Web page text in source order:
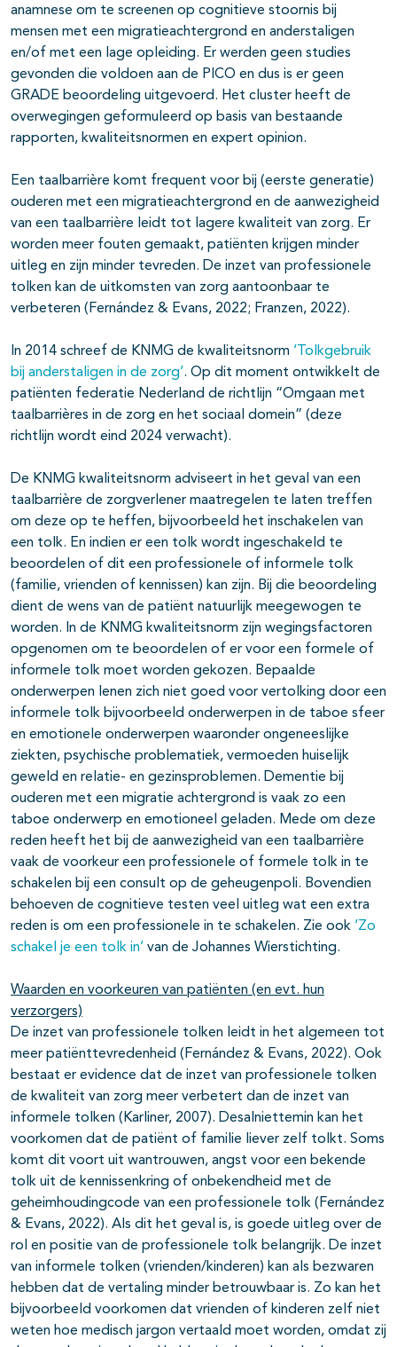
anamnese om te screenen op cognitieve stoornis bij
mensen met een migratieachtergrond en anderstaligen
en/of met een lage opleiding. Er werden geen studies
gevonden die voldoen aan de PICO en dus is er geen
GRADE beoordeling uitgevoerd. Het cluster heeft de
overwegingen geformuleerd op basis van bestaande
rapporten, kwaliteitsnormen en expert opinion.
Een taalbarrière komt frequent voor bij (eerste generatie)
ouderen met een migratieachtergrond en de aanwezigheid
van een taalbarrière leidt tot lagere kwaliteit van zorg. Er
worden meer fouten gemaakt, patiënten krijgen minder
uitleg en zijn minder tevreden. De inzet van professionele
tolken kan de uitkomsten van zorg aantoonbaar te
verbeteren (Fernández & Evans, 2022; Franzen, 2022).
In 2014 schreef de KNMG de kwaliteitsnorm ‘Tolkgebruik
bij anderstaligen in de zorg’. Op dit moment ontwikkelt de
patiënten federatie Nederland de richtlijn “Omgaan met
taalbarrières in de zorg en het sociaal domein” (deze
richtlijn wordt eind 2024 verwacht).
De KNMG kwaliteitsnorm adviseert in het geval van een
taalbarrière de zorgverlener maatregelen te laten treffen
om deze op te heffen, bijvoorbeeld het inschakelen van
een tolk. En indien er een tolk wordt ingeschakeld te
beoordelen of dit een professionele of informele tolk
(familie, vrienden of kennissen) kan zijn. Bij die beoordeling
dient de wens van de patiënt natuurlijk meegewogen te
worden. In de KNMG kwaliteitsnorm zijn wegingsfactoren
opgenomen om te beoordelen of er voor een formele of
informele tolk moet worden gekozen. Bepaalde
onderwerpen lenen zich niet goed voor vertolking door een
informele tolk bijvoorbeeld onderwerpen in de taboe sfeer
en emotionele onderwerpen waaronder ongeneeslijke
ziekten, psychische problematiek, vermoeden huiselijk
geweld en relatie- en gezinsproblemen. Dementie bij
ouderen met een migratie achtergrond is vaak zo een
taboe onderwerp en emotioneel geladen. Mede om deze
reden heeft het bij de aanwezigheid van een taalbarrière
vaak de voorkeur een professionele of formele tolk in te
schakelen bij een consult op de geheugenpoli. Bovendien
behoeven de cognitieve testen veel uitleg wat een extra
reden is om een professionele in te schakelen. Zie ook ‘Zo
schakel je een tolk in’ van de Johannes Wierstichting.
Waarden en voorkeuren van patiënten (en evt. hun
verzorgers)
De inzet van professionele tolken leidt in het algemeen tot
meer patiënttevredenheid (Fernández & Evans, 2022). Ook
bestaat er evidence dat de inzet van professionele tolken
de kwaliteit van zorg meer verbetert dan de inzet van
informele tolken (Karliner, 2007). Desalniettemin kan het
voorkomen dat de patiënt of familie liever zelf tolkt. Soms
komt dit voort uit wantrouwen, angst voor een bekende
tolk uit de kennissenkring of onbekendheid met de
geheimhoudingcode van een professionele tolk (Fernández
& Evans, 2022). Als dit het geval is, is goede uitleg over de
rol en positie van de professionele tolk belangrijk. De inzet
van informele tolken (vrienden/kinderen) kan als bezwaren
hebben dat de vertaling minder betrouwbaar is. Zo kan het
bijvoorbeeld voorkomen dat vrienden of kinderen zelf niet
weten hoe medisch jargon vertaald moet worden, omdat zij